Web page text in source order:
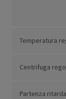
Temperatura
Centrifuga
Partenza